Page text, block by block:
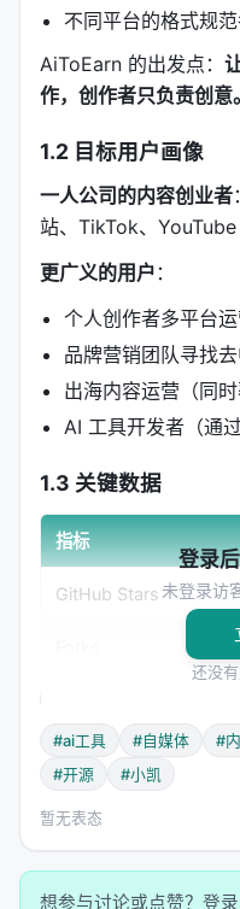
不同平台的格式规
AiToEarn 的出发点：
作，创作者只负责创意。
1.2 目标用户画像
一人公司的内容创业者
站、TikTok、YouTube
更广义的用户 ：
个人创作者多平台
品牌营销团队寻找
出海内容运营（同时
AI 工具开发者（通
1.3 关键数据
指标
GitHub Stars
Commits
Releases
登录
未登录访
还没有
#ai工具 #自媒体 #
#开源
#小凯
暂无表态
想参与讨论或点赞？登